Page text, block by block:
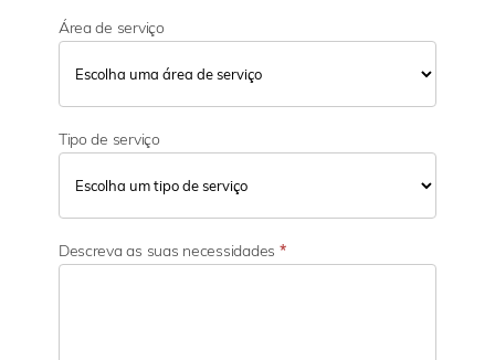
Área de serviço
Tipo de serviço
Descreva as suas necessidades *